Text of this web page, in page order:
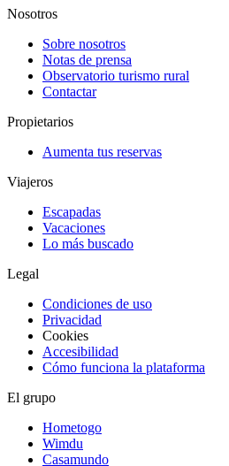
Nosotros
Sobre nosotros
Notas de prensa
Observatorio turismo rural
Contactar
Propietarios
Aumenta tus reservas
Viajeros
Escapadas
Vacaciones
Lo más buscado
Legal
Condiciones de uso
Privacidad
Cookies
Accesibilidad
Cómo funciona la plataforma
El grupo
Hometogo
Wimdu
Casamundo